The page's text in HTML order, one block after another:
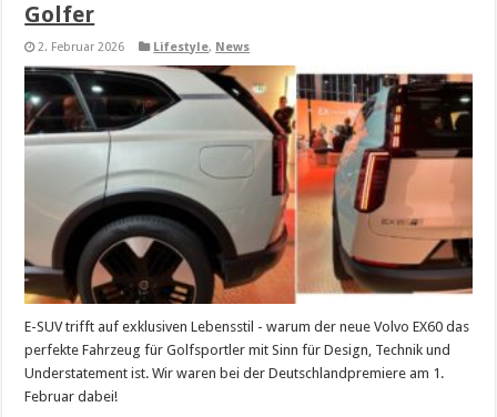
Golfer
2. Februar 2026 Lifestyle, News
E-SUV trifft auf exklusiven Lebensstil - warum der neue Volvo EX60 das
perfekte Fahrzeug für Golfsportler mit Sinn für Design, Technik und
Understatement ist. Wir waren bei der Deutschlandpremiere am 1.
Februar dabei!